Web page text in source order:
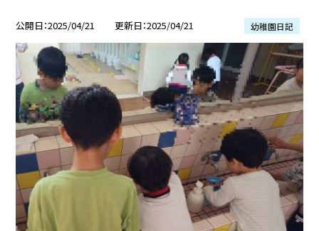
公開日 2025/04/21 更新日 2025/04/21 幼稚園日記